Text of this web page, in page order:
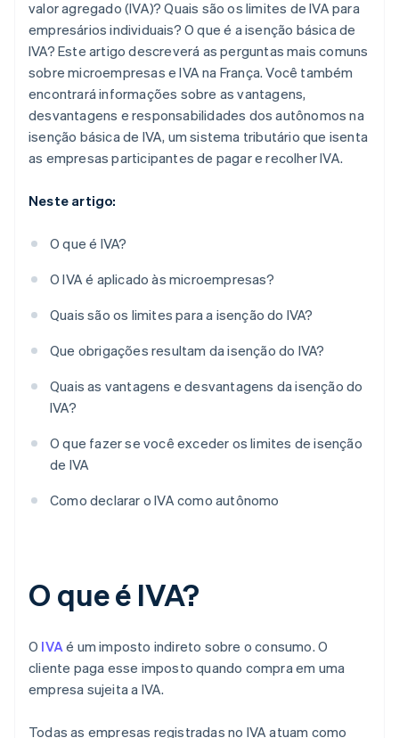
valor agregado (IVA)? Quais são os limites de IVA para
empresários individuais? O que é a isenção básica de
IVA? Este artigo descreverá as perguntas mais comuns
sobre microempresas e IVA na França. Você também
encontrará informações sobre as vantagens,
desvantagens e responsabilidades dos autônomos na
isenção básica de IVA, um sistema tributário que isenta
as empresas participantes de pagar e recolher IVA.
Neste artigo:
O que é IVA?
O IVA é aplicado às microempresas?
Quais são os limites para a isenção do IVA?
Que obrigações resultam da isenção do IVA?
Quais as vantagens e desvantagens da isenção do
IVA?
O que fazer se você exceder os limites de isenção
de IVA
Como declarar o IVA como autônomo
O que é IVA?
O IVAé um imposto indireto sobre o consumo. O
cliente paga esse imposto quando compra em uma
empresa sujeita a IVA.
Todas as empresas registradas no IVA atuam como